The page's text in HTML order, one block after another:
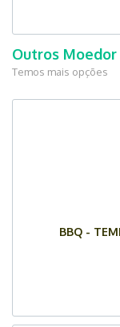
Outros Moedor
Temos mais opções
BBQ -